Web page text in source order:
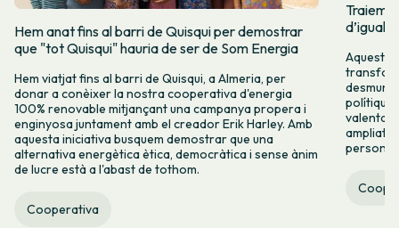
Hem anat fins al barri de Quisqui per demostrar
que "tot Quisqui" hauria de ser de Som Energia
Hem viatjat fins al barri de Quisqui, a Almeria, per
donar a conèixer la nostra cooperativa d'energia
100% renovable mitjançant una campanya propera i
enginyosa juntament amb el creador Erik Harley. Amb
aquesta iniciativa busquem demostrar que una
alternativa energètica ètica, democràtica i sense ànim
de lucre està a l'abast de tothom.
Cooperativa
Traiem
Aquest
valenta